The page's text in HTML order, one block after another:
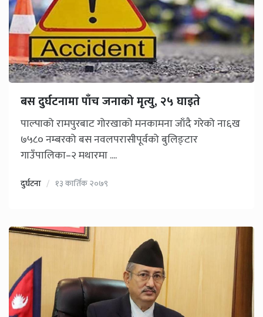
बस दुर्घटनामा पाँच जनाको मृत्यु, २५ घाइते
पाल्पाको रामपुरबाट गोरखाको मनकामना जाँदै गरेको ना६ख
७५८० नम्बरको बस नवलपरासीपूर्वको बुलिङ्टार
गाउँपालिका–२ मथारमा ....
दुर्घटना १३ कार्तिक २०७९